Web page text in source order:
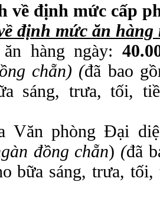
định mức cấp
định mức ăn hàng
hàng ngày:
chẵn) (đã bao
sáng, trưa, tối,
Văn phòng Đại
đồng chẵn) (đã
bữa sáng, trưa,